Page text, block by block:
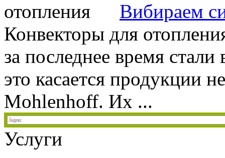
Вибираем
Конвекторы для
за последнее время
это касается продукции
Mohlenhoff. Их ...
Услуги